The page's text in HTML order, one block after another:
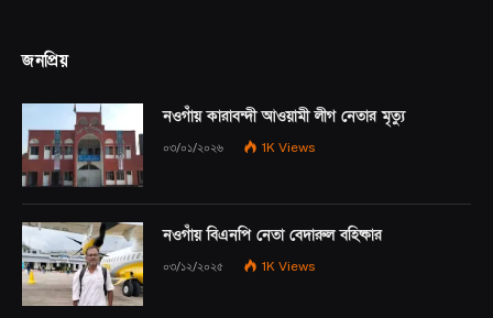
জনপ্রিয়
নওগাঁয় কারাবন্দী আওয়ামী লীগ নেতার মৃত্যু
০৩/০১/২০২৬ 1K Views
নওগাঁয় বিএনপি নেতা বেদারুল বহিষ্কার
০৩/১২/২০২৫ 1K Views